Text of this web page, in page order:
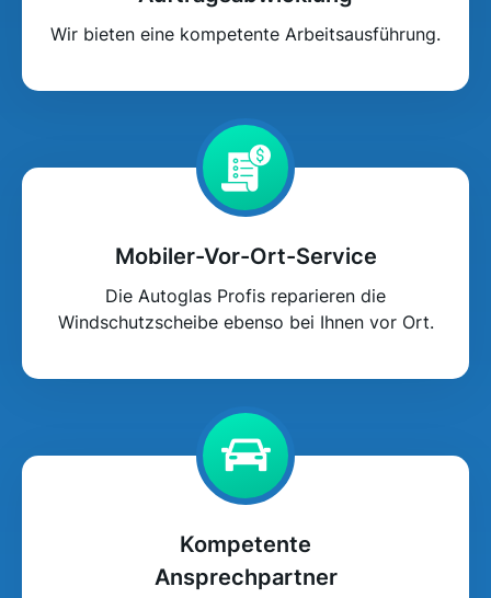
Wir bieten eine kompetente Arbeitsausführung.
Mobiler-Vor-Ort-Service
Die Autoglas Profis reparieren die
Windschutzscheibe ebenso bei Ihnen vor Ort.
Kompetente
Ansprechpartner